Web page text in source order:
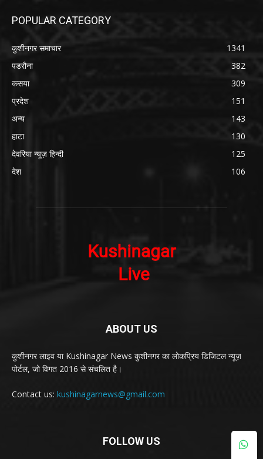
POPULAR CATEGORY
कुशीनगर समाचार
1341
पडरौना
382
कसया
309
प्रदेश
151
अन्य
143
हाटा
130
देवरिया न्यूज़ हिन्दी
125
देश
106
ABOUT US
कुशीनगर लाइव या Kushinagar News कुशीनगर का लोकप्रिय डिजिटल न्यूज़
पोर्टल, जो विगत 2016 से संचलित है।
Contact us: kushinagarnews@gmail.com
FOLLOW US